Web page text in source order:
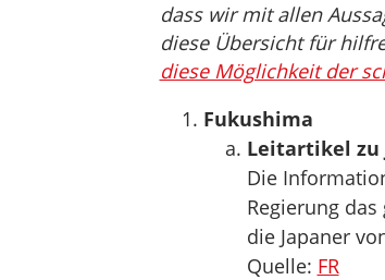
dass wir mit allen
diese Übersicht für
diese Möglichkeit der
Fukushima
Leitartikel zu
Die
Regierung
die Japaner
Quelle: FR